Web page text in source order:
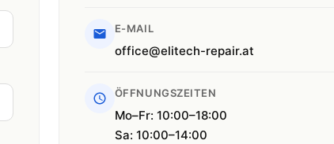
E-MAIL
office@elitech-repair.at
ÖFFNUNGSZEITEN
Mo–Fr: 10:00–18:00
Sa: 10:00–14:00